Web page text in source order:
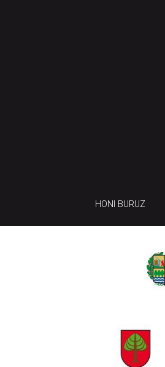
HONI BURUZ